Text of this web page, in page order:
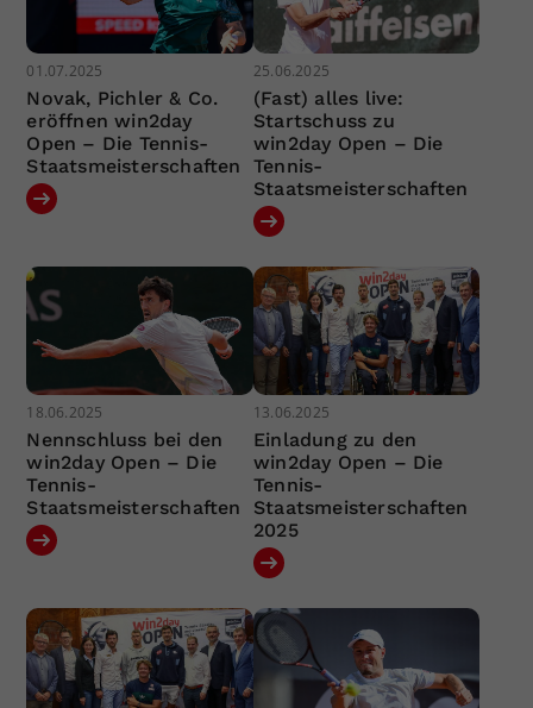
01.07.2025
Novak, Pichler & Co.
eröffnen win2day
Open – Die Tennis-
Staatsmeisterschaften
25.06.2025
(Fast) alles live:
Startschuss zu
win2day Open – Die
Tennis-
Staatsmeisterschaften
18.06.2025
Nennschluss bei den
win2day Open – Die
Tennis-
Staatsmeisterschaften
13.06.2025
Einladung zu den
win2day Open – Die
Tennis-
Staatsmeisterschaften
2025